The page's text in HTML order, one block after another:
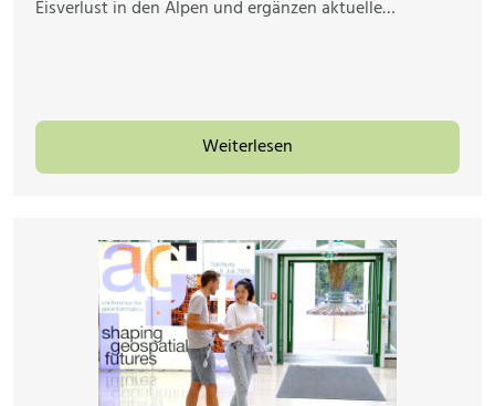
Eisverlust in den Alpen und ergänzen aktuelle…
Weiterlesen